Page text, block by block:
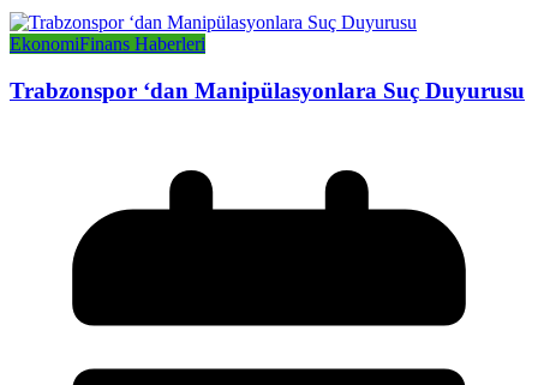
EkonomiFinans Haberleri
Trabzonspor ‘dan Manipülasyonlara Suç Duyurusu